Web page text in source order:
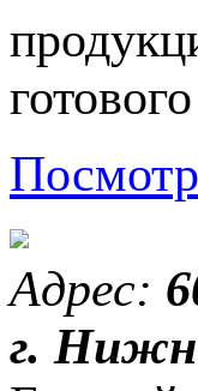
Адрес:
г.